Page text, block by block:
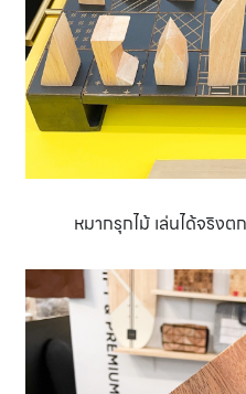
หมากรุกไม้ เล่นได้จริง